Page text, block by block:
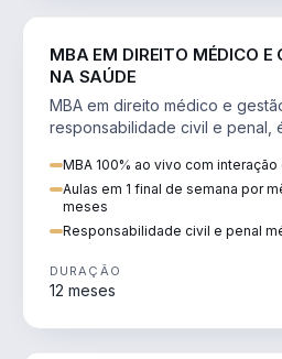
MBA EM DIREITO MÉDICO E
NA SAÚDE
MBA em direito médico e
responsabilidade civil e penal,
MBA 100% ao vivo com
Aulas em 1 final de semana por
meses
Responsabilidade civil e penal
DURAÇÃO
12 meses